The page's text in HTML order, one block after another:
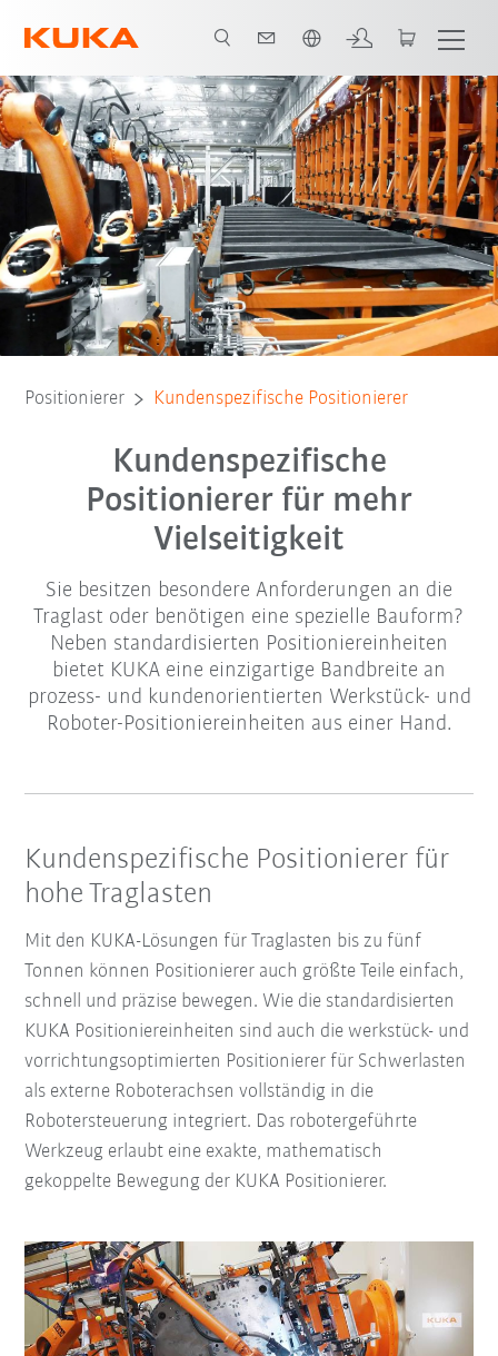
Positionierer Kundenspezifische Positionierer
Kundenspezifische
Positionierer für mehr
Vielseitigkeit
Sie besitzen besondere Anforderungen an die
Traglast oder benötigen eine spezielle Bauform?
Neben standardisierten Positioniereinheiten
bietet KUKA eine einzigartige Bandbreite an
prozess- und kundenorientierten Werkstück- und
Roboter-Positioniereinheiten aus einer Hand.
Kundenspezifische Positionierer für
hohe Traglasten
Mit den KUKA-Lösungen für Traglasten bis zu fünf
Tonnen können Positionierer auch größte Teile einfach,
schnell und präzise bewegen. Wie die standardisierten
KUKA Positioniereinheiten sind auch die werkstück- und
vorrichtungsoptimierten Positionierer für Schwerlasten
als externe Roboterachsen vollständig in die
Robotersteuerung integriert. Das robotergeführte
Werkzeug erlaubt eine exakte, mathematisch
gekoppelte Bewegung der KUKA Positionierer.